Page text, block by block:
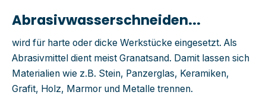
Abrasivwasserschneiden...
wird für harte oder dicke Werkstücke eingesetzt. Als
Abrasivmittel dient meist Granatsand. Damit lassen sich
Materialien wie z.B. Stein, Panzerglas, Keramiken,
Grafit, Holz, Marmor und Metalle trennen.